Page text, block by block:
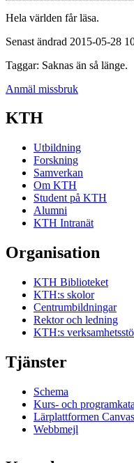
Hela världen får läsa.
Senast ändrad 2015-05-28
Taggar: Saknas än så länge.
Anmäl missbruk
KTH
Utbildning
Forskning
Samverkan
Om KTH
Student på KTH
Alumni
KTH Intranät
Organisation
KTH Biblioteket
KTH:s skolor
Centrumbildningar
Rektor och ledning
KTH:s
Tjänster
Schema
Kurs- och
Lärplattformen Canvas
Webbmejl